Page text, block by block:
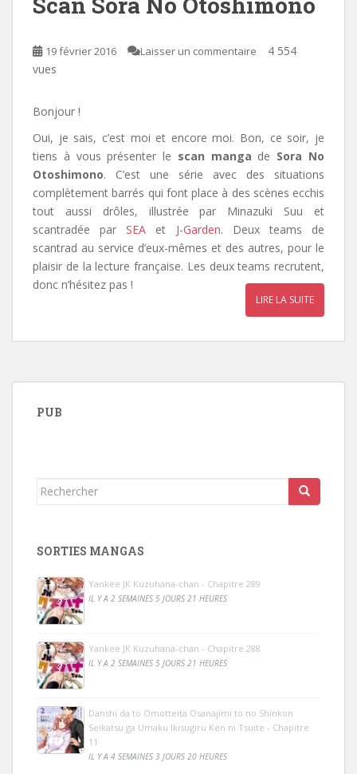
19 février 2016 Laisser un commentaire
4 554
vues
Bonjour !
Oui, je sais, c’est moi et encore moi. Bon, ce soir, je
tiens à vous présenter le scan manga de Sora No
Otoshimono. C’est une série avec des situations
complètement barrés qui font place à des scènes ecchis
tout aussi drôles, illustrée par Minazuki Suu et
scantradée parSEA et J-Garden. Deux teams de
scantrad au service d’eux-mêmes et des autres, pour le
plaisir de la lecture française. Les deux teams recrutent,
donc n’hésitez pas !
LIRE LA SUITE
PUB
Rechercher...
SORTIES MANGAS
Yankee JK Kuzuhana-chan - Chapitre 289
IL Y A 2 SEMAINES 5 JOURS 21 HEURES
Yankee JK Kuzuhana-chan - Chapitre 288
IL Y A 2 SEMAINES 5 JOURS 21 HEURES
Danshi da to Omotteita Osanajimi to no Shinkon
Seikatsu ga Umaku Ikisugiru Ken ni Tsuite - Chapitre
11
IL Y A 4 SEMAINES 3 JOURS 20 HEURES